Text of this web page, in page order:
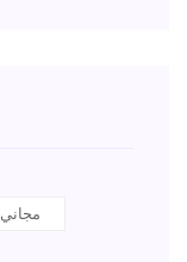
تطوير تطبيقات iphone للدمى تحميل pdf مجاني